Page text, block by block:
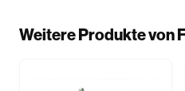
Weitere Produkte von